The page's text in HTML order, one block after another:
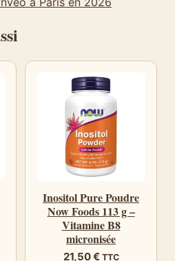
Inositol Pure Poudre
Now Foods 113 g –
Vitamine B8
micronisée
21,50€ TTC